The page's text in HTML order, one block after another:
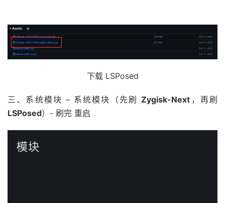
下载 LSPosed
三、系统模块 – 系统模块（先刷Zygisk-Next ，再刷
LSPosed）- 刷完 重启